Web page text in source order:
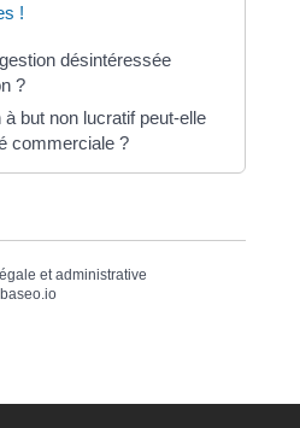
!
désintéressée
?
but non lucratif peut-elle
commerciale ?
et administrative
baseo.io